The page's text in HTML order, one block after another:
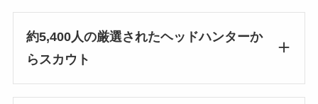
約5,400人の厳選されたヘッドハンターか
らスカウト